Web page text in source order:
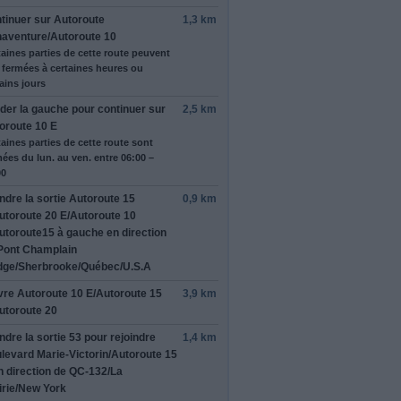
sur Autoroute
/Autoroute 10
parties de cette route peuvent
fermées à certaines heures ou
jours
1,3 km
la gauche pour continuer sur
10 E
parties de cette route sont
du lun. au ven. entre 06:00 –
2,5 km
la sortie Autoroute 15
20 E/Autoroute 10
à gauche en direction
Champlain
/Sherbrooke/Québec/U.S.A
0,9 km
Autoroute 10 E/Autoroute 15
20
3,9 km
la sortie 53 pour rejoindre
Marie-Victorin/Autoroute 15
direction de QC-132/La
/New York
1,4 km
Creek,
cet avis